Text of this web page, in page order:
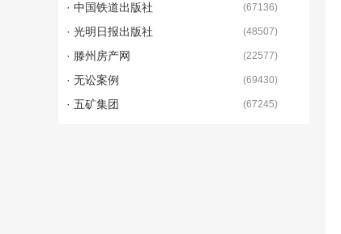
· 中国铁道出版社 (67136)
· 光明日报出版社 (48507)
· 滕州房产网 (22577)
· 无讼案例 (69430)
· 五矿集团 (67245)